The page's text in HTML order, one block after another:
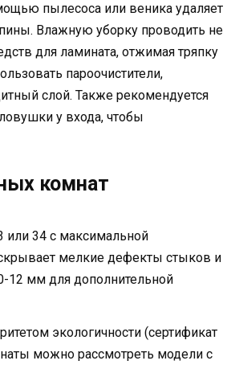
пылесоса или веника удаляет
Влажную уборку проводить не
для ламината, отжимая тряпку
пароочистители,
слой. Также рекомендуется
у входа, чтобы
комнат
или 34 с максимальной
мелкие дефекты стыков и
12 мм для дополнительной
экологичности (сертификат
можно рассмотреть модели с